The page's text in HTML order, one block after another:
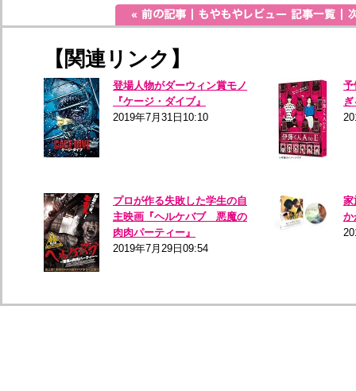
【関連リンク】
登場人物がダーウィン賞モノ
『ケージ・ダイブ』
2019年7月31日10:10
予
プロが作る失敗した学生の自
主映画『ヘルケバブ 悪魔の
肉肉パーティー』
2019年7月29日09:54
家
か